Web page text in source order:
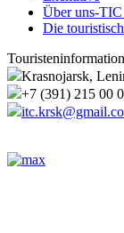
Über uns-
Die
Krasnojarsk,
+7 (391) 215 00